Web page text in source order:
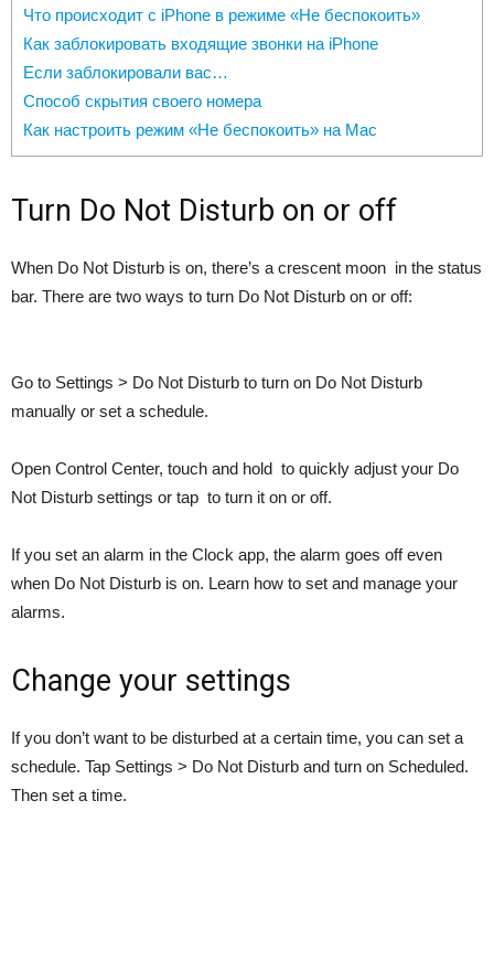
Что происходит с iPhone в режиме «Не беспокоить»
Как заблокировать входящие звонки на iPhone
Если заблокировали вас…
Способ скрытия своего номера
Как настроить режим «Не беспокоить» на Mac
Turn Do Not Disturb on or off
When Do Not Disturb is on, there’s a crescent moon in the status
bar. There are two ways to turn Do Not Disturb on or off:
Go to Settings > Do Not Disturb to turn on Do Not Disturb
manually or set a schedule.
Open Control Center, touch and hold to quickly adjust your Do
Not Disturb settings or tap to turn it on or off.
If you set an alarm in the Clock app, the alarm goes off even
when Do Not Disturb is on. Learn how to set and manage your
alarms.
Change your settings
If you don’t want to be disturbed at a certain time, you can set a
schedule. Tap Settings > Do Not Disturb and turn on Scheduled.
Then set a time.